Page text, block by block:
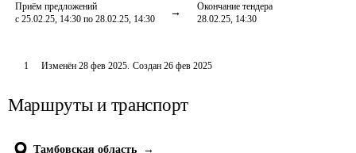
Приём предложений
с 25.02.25, 14:30 по 28.02.25, 14:30
Окончание тендера
28.02.25, 14:30
1 Изменён 28 фев 2025. Создан 26 фев 2025
Маршруты и транспорт
Тамбовская область
→